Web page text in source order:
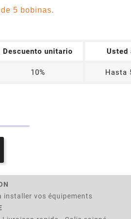
5 bobinas.
Descuento unitario Usted
10% Hasta
installer vos équipements